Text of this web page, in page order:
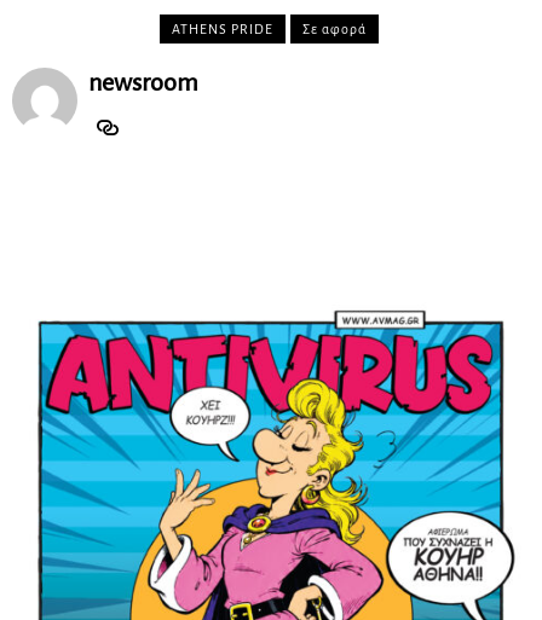
ATHENS PRIDE Σε αφορά
newsroom